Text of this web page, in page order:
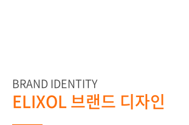
BRAND IDENTITY
ELIXOL 브랜드 디자인